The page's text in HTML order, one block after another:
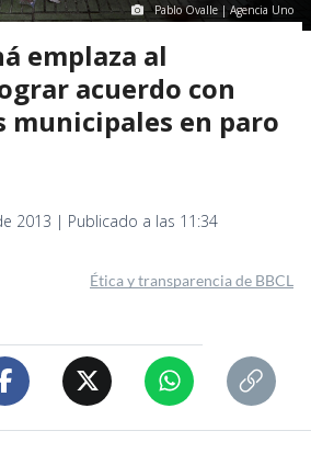
Pablo Ovalle | Agencia Uno
emplaza al
acuerdo con
municipales en paro
2013 | Publicado a las 11:34
Ética y transparencia de BBCL